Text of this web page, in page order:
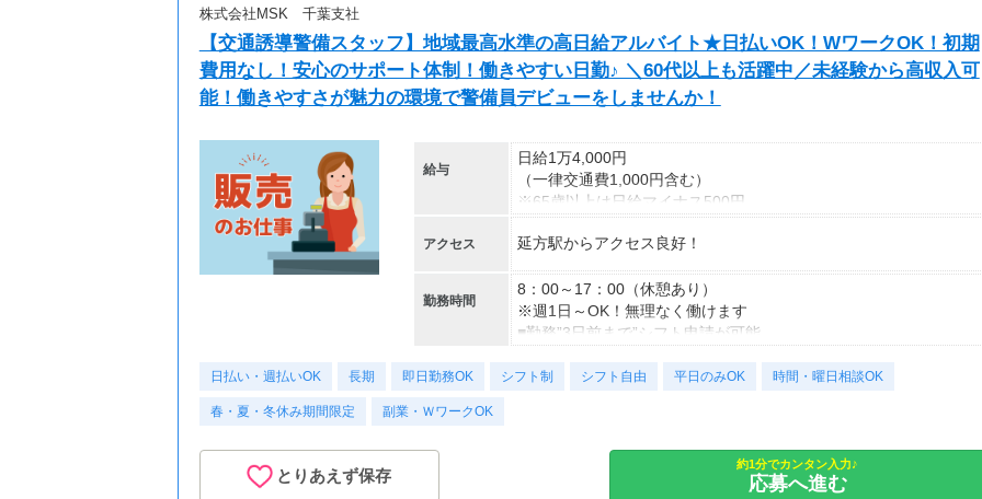
株式会社MSK 千葉支社
【交通誘導警備スタッフ】地域最高水準の高日給アルバイト★日払いOK！WワークOK！初期
費用なし！安心のサポート体制！働きやすい日勤♪ ＼60代以上も活躍中／未経験から高収入可
能！働きやすさが魅力の環境で警備員デビューをしませんか！
給与
日給1万4,000円
（一律交通費1,000円含む）
※65歳以上は日給マイナス500円
---
■交通誘導2級以上の資格をお持ちの方は
日給1万4,000円
（一律交通費1,000円含む）
※70歳以上は日給マイナス1,000円
■65歳～69歳迄では他の年代と同じ現場でも
安全面・体力面の考慮により比較的低負荷の業務、
アクセス 延方駅からアクセス良好！
勤務時間
8：00～17：00（休憩あり）
※週1日～OK！無理なく働けます
■勤務”3日前まで”シフト申請が可能
～勤務日数のご相談もお気軽に！～
日払い・週払いOK 長期 即日勤務OK シフト制 シフト自由 平日のみOK 時間・曜日相談OK
春・夏・冬休み期間限定 副業・ＷワークOK
とりあえず保存
約1分でカンタン入力♪
応募へ進む